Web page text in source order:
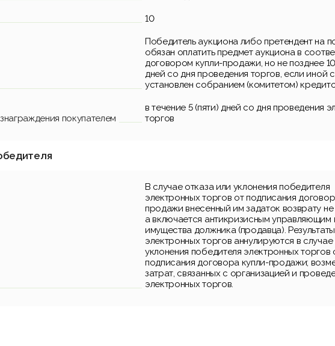
10
Победитель аукциона либо претендент на
обязан оплатить предмет аукциона в
договором купли-продажи, но не позднее
дней со дня проведения торгов, если иной
установлен собранием (комитетом)
покупателем
в течение 5 (пяти) дней со дня проведения
торгов
В случае отказа или уклонения победителя
электронных торгов от подписания
продажи внесенный им задаток возврату
а включается антикризисным управляющим
имущества должника (продавца). Результаты
электронных торгов аннулируются в случае
уклонения победителя электронных торгов
подписания договора купли-продажи;
затрат, связанных с организацией и
электронных торгов.